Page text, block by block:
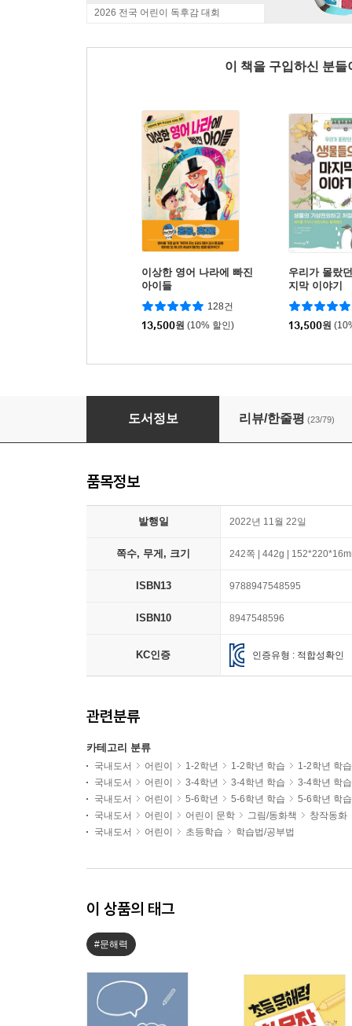
2026 전국 어린이 독후감 대회
이 책을 구입하신 분
이상한 영어 나라에 빠진
아이들
128건
13,500원 (10% 할인)
우리가 몰랐
지막 이야기
13,500원
문해력이 자라는 아이들
도서정보 리뷰/한줄평 (23/79)
품목정보
발행일 2022년 11월 22일
쪽수, 무게, 크기 242쪽 | 442g |
ISBN13 9788947548595
ISBN10 8947548596
KC인증 인증유형 : 적합성확인
관련분류
카테고리 분류
국내도서 어린이 1-2학년 1-2학년 학습
1-2학년 학
국내도서
어린이 3-4학년 3-4학년 학습
3-4학년 학
국내도서
어린이 5-6학년 5-6학년 학습
5-6학년 학
국내도서
어린이 어린이 문학 그림/동화책
창작동화
국내도서
어린이 초등학습 학습법/공부법
이 상품의 태그
#문해력